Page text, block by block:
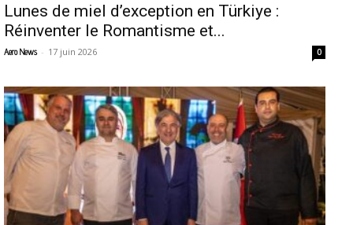
Lunes de miel d’exception en Türkiye :
Réinventer le Romantisme et...
Aero News - 17 juin 2026 0